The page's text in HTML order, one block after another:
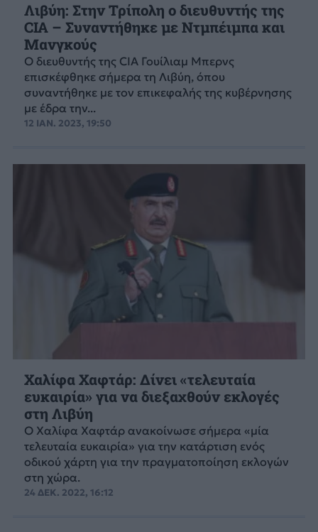
Λιβύη: Στην Τρίπολη ο διευθυντής της
CIA – Συναντήθηκε με Ντμπέιμπα και
Μανγκούς
Ο διευθυντής της CIA Γουίλιαμ Μπερνς
επισκέφθηκε σήμερα τη Λιβύη, όπου
συναντήθηκε με τον επικεφαλής της κυβέρνησης
με έδρα την...
12 ΙΑΝ. 2023, 19:50
Χαλίφα Χαφτάρ: Δίνει «τελευταία
ευκαιρία» για να διεξαχθούν εκλογές
στη Λιβύη
Ο Χαλίφα Χαφτάρ ανακοίνωσε σήμερα «μία
τελευταία ευκαιρία» για την κατάρτιση ενός
οδικού χάρτη για την πραγματοποίηση εκλογών
στη χώρα.
24 ΔΕΚ. 2022, 16:12